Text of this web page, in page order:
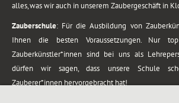
alles, was wir auch in unserem Zaubergeschäft in
Zauberschule: Für die Ausbildung von
Ihnen die besten Voraussetzungen. Nur
Zauberkünstler*innen sind bei uns als
dürfen wir sagen, dass unsere Schule
Zauberer*innen hervorgebracht hat!